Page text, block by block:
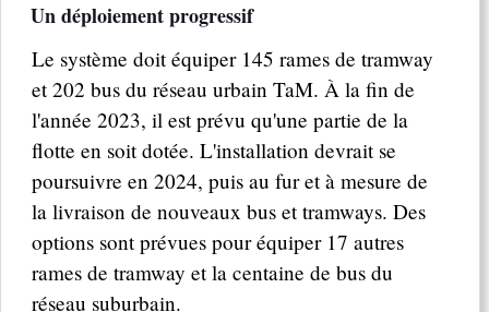
Un déploiement progressif
Le système doit équiper 145 rames de tramway
et 202 bus du réseau urbain TaM. À la fin de
l'année 2023, il est prévu qu'une partie de la
flotte en soit dotée. L'installation devrait se
poursuivre en 2024, puis au fur et à mesure de
la livraison de nouveaux bus et tramways. Des
options sont prévues pour équiper 17 autres
rames de tramway et la centaine de bus du
réseau suburbain.